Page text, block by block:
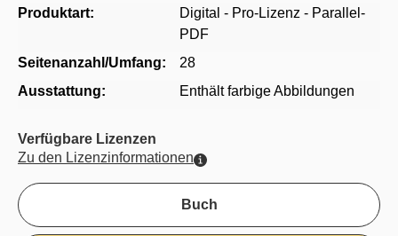
Produktart:
Digital - Pro-Lizenz - Parallel-
PDF
Seitenanzahl/Umfang:
28
Ausstattung:
Enthält farbige Abbildungen
Verfügbare Lizenzen
Zu den Lizenzinformationen
Buch